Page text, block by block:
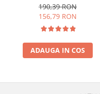
190,39 RON
156,79 RON
ADAUGA IN COS